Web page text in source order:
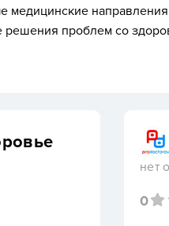
медицинские
проблем со
нет
0